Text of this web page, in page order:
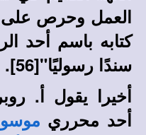
العمل وحرص
كتابه باسم أحد
سندًا رسوليًا"[56]
.
أخيرا يقول أ.
أحد محرري